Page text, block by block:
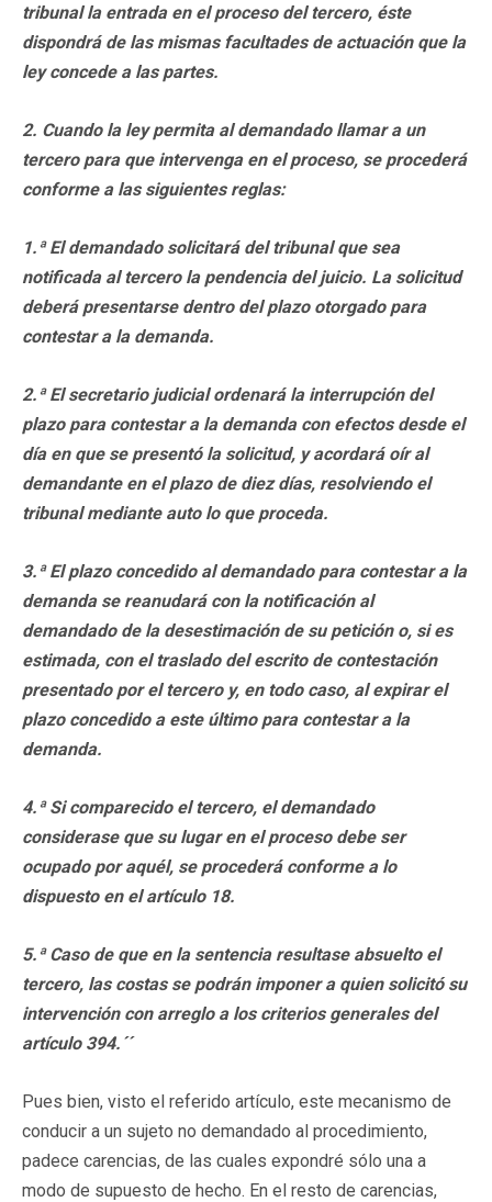
tribunal la entrada en el proceso del tercero, éste
dispondrá de las mismas facultades de actuación que la
ley concede a las partes.
2. Cuando la ley permita al demandado llamar a un
tercero para que intervenga en el proceso, se procederá
conforme a las siguientes reglas:
1.ª El demandado solicitará del tribunal que sea
notificada al tercero la pendencia del juicio. La solicitud
deberá presentarse dentro del plazo otorgado para
contestar a la demanda.
2.ª El secretario judicial ordenará la interrupción del
plazo para contestar a la demanda con efectos desde el
día en que se presentó la solicitud, y acordará oír al
demandante en el plazo de diez días, resolviendo el
tribunal mediante auto lo que proceda.
3.ª El plazo concedido al demandado para contestar a la
demanda se reanudará con la notificación al
demandado de la desestimación de su petición o, si es
estimada, con el traslado del escrito de contestación
presentado por el tercero y, en todo caso, al expirar el
plazo concedido a este último para contestar a la
demanda.
4.ª Si comparecido el tercero, el demandado
considerase que su lugar en el proceso debe ser
ocupado por aquél, se procederá conforme a lo
dispuesto en el artículo 18.
5.ª Caso de que en la sentencia resultase absuelto el
tercero, las costas se podrán imponer a quien solicitó su
intervención con arreglo a los criterios generales del
artículo 394.´´
Pues bien, visto el referido artículo, este mecanismo de
conducir a un sujeto no demandado al procedimiento,
padece carencias, de las cuales expondré sólo una a
modo de supuesto de hecho. En el resto de carencias,